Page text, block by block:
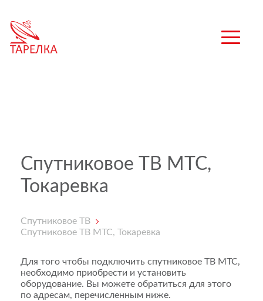
Спутниковое ТВ МТС,
Токаревка
Спутниковое ТВ
Спутниковое ТВ МТС, Токаревка
Для того чтобы подключить спутниковое ТВ МТС,
необходимо приобрести и установить
оборудование. Вы можете обратиться для этого
по адресам, перечисленным ниже.